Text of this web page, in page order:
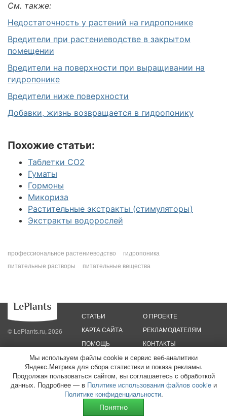
См. также:
Недостаточность у растений на гидропонике
Вредители при растениеводстве в закрытом
помещении
Вредители на поверхности при выращивании на
гидропонике
Вредители ниже поверхности
Добавки, жизнь возвращается в гидропонику
Похожие статьи:
Таблетки CO2
Гуматы
Гормоны
Микориза
Растительные экстракты (стимуляторы)
Экстракты водорослей
профессиональное растениеводство
гидропоника
питательные растворы
питательные вещества
© LePlants.ru, 2026
СТАТЬИ
КАРТА САЙТА
ПОМОЩЬ
О ПРОЕКТЕ
РЕКЛАМОДАТЕЛЯМ
КОНТАКТЫ
Политика конфиденциальности
Политика использования файлов cookie
Пользовательское соглашение
Редакционные стандарты
ООО «Трафик»
ИНН 7813175200 ОГРН 1027806866724
Монетизация
Мы используем файлы cookie и сервис веб-аналитики
Яндекс.Метрика для сбора статистики и показа рекламы.
Продолжая пользоваться сайтом, вы соглашаетесь с обработкой
данных. Подробнее — в Политике использования файлов cookieи
Политике конфиденциальности.
Понятно